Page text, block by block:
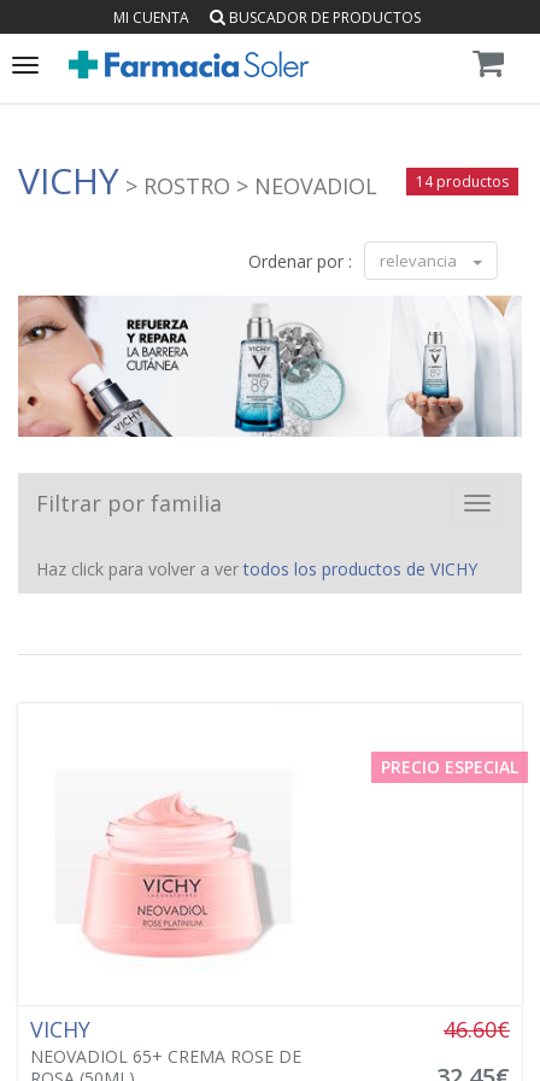
MI CUENTA BUSCADOR DE PRODUCTOS
Toggle
VICHY > ROSTRO > NEOVADIOL 14 productos
Ordenar por : relevancia
Toggle
Filtrar por familia
Haz click para volver a vertodos los productos de VICHY
PRECIO ESPECIAL
VICHY
NEOVADIOL 65+ CREMA ROSE DE
46.60€